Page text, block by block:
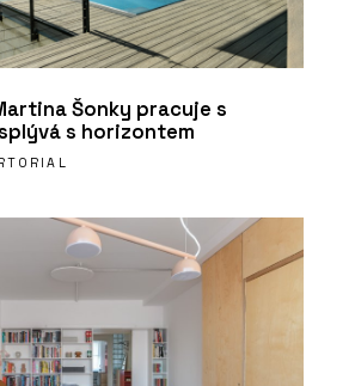
Šonky pracuje s
s horizontem